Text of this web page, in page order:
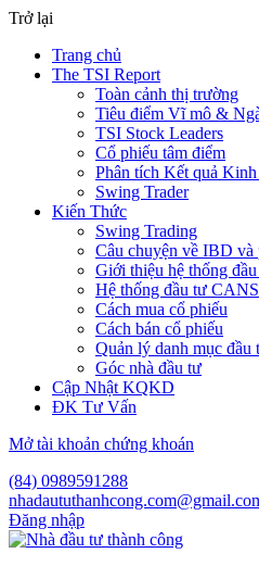
Trở lại
Trang chủ
The TSI Report
Toàn cảnh thị trường
Tiêu điểm Vĩ mô &
TSI Stock Leaders
Cổ phiếu tâm điểm
Phân tích Kết quả Kinh
Swing Trader
Kiến Thức
Swing Trading
Câu chuyện về IBD
Giới thiệu hệ thống
Hệ thống đầu tư
Cách mua cổ phiếu
Cách bán cổ phiếu
Quản lý danh mục đầu
Góc nhà đầu tư
Cập Nhật KQKD
ĐK Tư Vấn
Mở tài khoản chứng khoán
(84) 0989591288
Đăng nhập